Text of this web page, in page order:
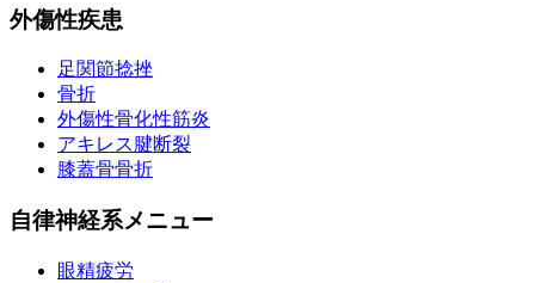
外傷性疾患
足関節捻挫
骨折
外傷性骨化性筋炎
アキレス腱断裂
膝蓋骨骨折
自律神経系メニュー
眼精疲労